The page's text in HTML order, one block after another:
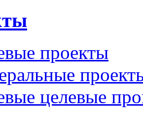
проекты
целевые